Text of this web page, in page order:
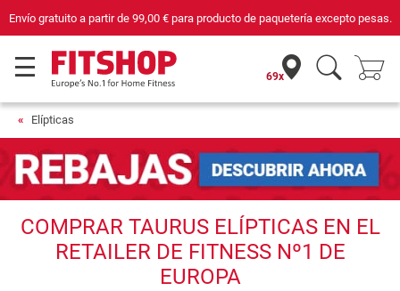
Envío gratuito a partir de 99,00 €para producto de paquetería excepto pesas.
69x
Elípticas
COMPRAR TAURUS ELÍPTICAS EN EL
RETAILER DE FITNESS Nº1 DE
EUROPA